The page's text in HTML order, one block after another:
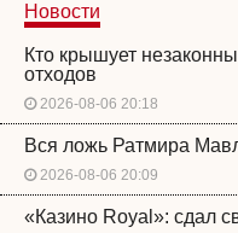
Новости
Кто крышует
отходов
2026-08-06 20:18
Вся ложь Ратмира
2026-08-06 20:09
«Казино Royal»: сдал